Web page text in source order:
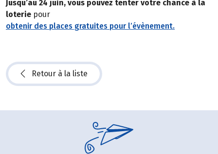
Jusqu’au 24 juin, vous pouvez tenter votre chance à la
loterie pour
obtenir des places gratuites pour l’évènement.
Retour à la liste